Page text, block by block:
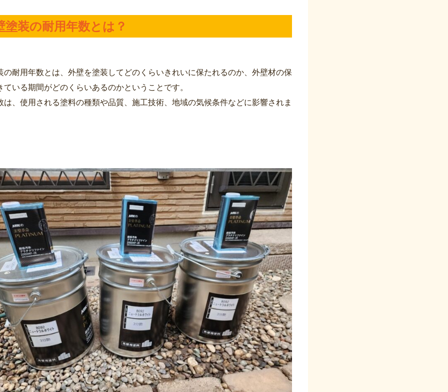
塗装の耐用年数とは？
の耐用年数とは、外壁を塗装してどのくらいきれいに保たれるのか、外壁材の保
ている期間がどのくらいあるのかということです。
は、使用される塗料の種類や品質、施工技術、地域の気候条件などに影響されま